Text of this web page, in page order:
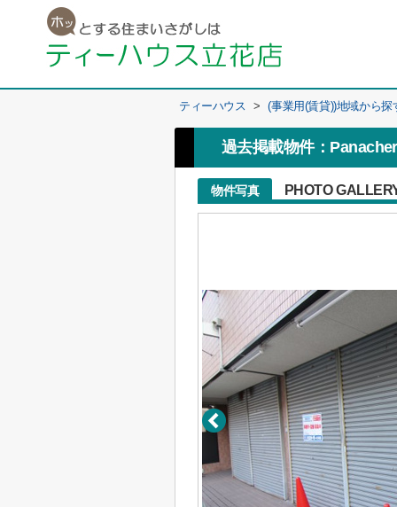
ティーハウス > (事業用(賃貸))地域から探
過去掲載物件：
物件写真 PHOTO